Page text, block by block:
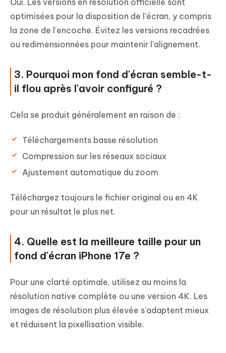
optimisées pour la disposition de l'écran, y compris
la zone de l'encoche. Évitez les versions recadrées
ou redimensionnées pour maintenir l'alignement.
3. Pourquoi mon fond d'écran semble-t-
il flou après l'avoir configuré ?
Cela se produit généralement en raison de :
Téléchargements basse résolution
Compression sur les réseaux sociaux
Ajustement automatique du zoom
Téléchargez toujours le fichier original ou en 4K
pour un résultat le plus net.
4. Quelle est la meilleure taille pour un
fond d'écran iPhone 17e ?
Pour une clarté optimale, utilisez au moins la
résolution native complète ou une version 4K. Les
images de résolution plus élevée s'adaptent mieux
et réduisent la pixellisation visible.